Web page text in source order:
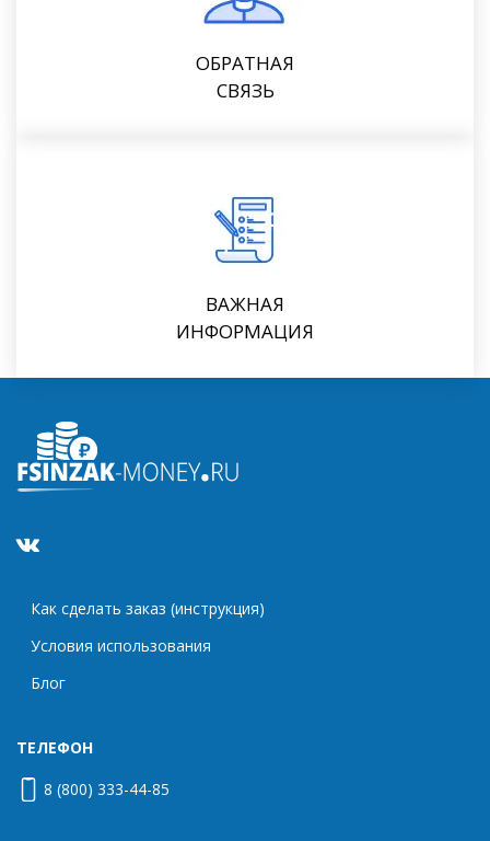
ОБРАТНАЯ
СВЯЗЬ
ВАЖНАЯ
ИНФОРМАЦИЯ
Как сделать заказ (инструкция)
Условия использования
Блог
ТЕЛЕФОН
8 (800) 333-44-85